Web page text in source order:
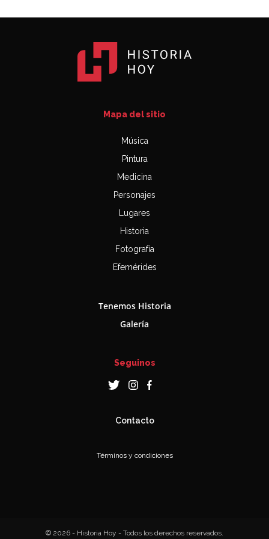
Mapa del sitio
Música
Pintura
Medicina
Personajes
Lugares
Historia
Fotografía
Efemérides
Tenemos Historia
Galería
Seguinos
Contacto
Términos y condiciones
© 2026 - Historia Hoy - Todos los derechos reservados.